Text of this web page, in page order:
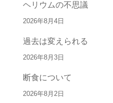
ヘリウムの不思議
2026年8月4日
過去は変えられる
2026年8月3日
断食について
2026年8月2日